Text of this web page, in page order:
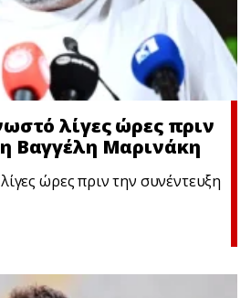
λίγες ώρες πριν
Βαγγέλη Μαρινάκη
ώρες πριν την συνέντευξη